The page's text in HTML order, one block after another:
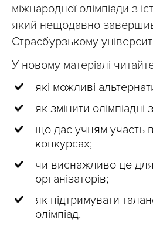
міжнародної олімпіади з
який нещодавно завершив
Страсбурзькому
У новому матеріалі
які можливі
як змінити олімпіадні
що дає учням участь
конкурсах;
чи виснажливо це для
організаторів;
як підтримувати
олімпіад.